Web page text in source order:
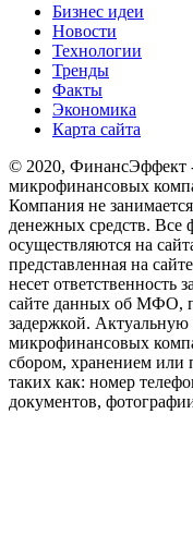
Бизнес идеи
Новости
Технологии
Тренды
Факты
Экономика
Карта сайта
© 2020, ФинансЭффект
микрофинансовых
Компания не
денежных средств. Все
осуществляются на
представленная на
несет ответственность
сайте данных об МФО,
задержкой.
микрофинансовых
сбором, хранением или
таких как: номер
документов,